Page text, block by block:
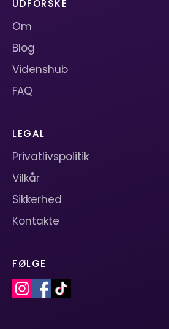
UDFORSKE
Om
Blog
Videnshub
FAQ
LEGAL
Privatlivspolitik
Vilkår
Sikkerhed
Kontakte
FØLGE